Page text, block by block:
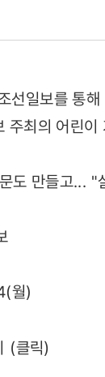
일보를 통해
주최의 어린
도 만들고... "
월)
(클릭)